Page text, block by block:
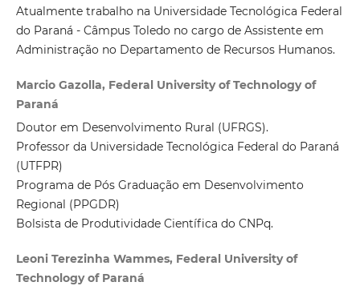
Atualmente trabalho na Universidade Tecnológica Federal
do Paraná - Câmpus Toledo no cargo de Assistente em
Administração no Departamento de Recursos Humanos.
Marcio Gazolla, Federal University of Technology of
Paraná
Doutor em Desenvolvimento Rural (UFRGS).
Professor da Universidade Tecnológica Federal do Paraná
(UTFPR)
Programa de Pós Graduação em Desenvolvimento
Regional (PPGDR)
Bolsista de Produtividade Científica do CNPq.
Leoni Terezinha Wammes, Federal University of
Technology of Paraná